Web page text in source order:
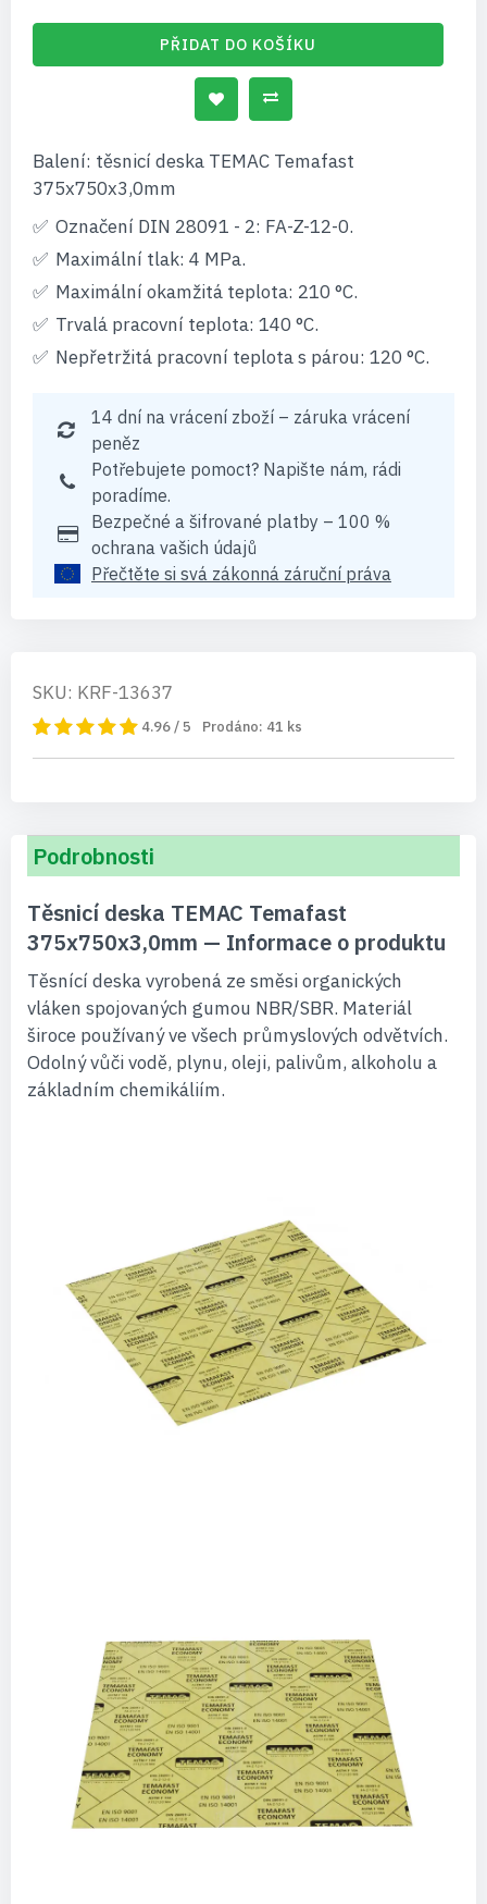
PŘIDAT DO KOŠÍKU
Balení: těsnicí deska TEMAC Temafast
375x750x3,0mm
Označení DIN 28091 - 2: FA-Z-12-0.
Maximální tlak: 4 MPa.
Maximální okamžitá teplota: 210 °C.
Trvalá pracovní teplota: 140 °C.
Nepřetržitá pracovní teplota s párou: 120 °C.
14 dní na vrácení zboží – záruka vrácení
peněz
Potřebujete pomoct? Napište nám, rádi
poradíme.
Bezpečné a šifrované platby – 100 %
ochrana vašich údajů
Přečtěte si svá zákonná záruční práva
SKU: KRF-13637
4.96 / 5 Prodáno: 41 ks
Podrobnosti
Těsnicí deska TEMAC Temafast
375x750x3,0mm — Informace o produktu
Těsnící deska vyrobená ze směsi organických
vláken spojovaných gumou NBR/SBR. Materiál
široce používaný ve všech průmyslových odvětvích.
Odolný vůči vodě, plynu, oleji, palivům, alkoholu a
základním chemikáliím.